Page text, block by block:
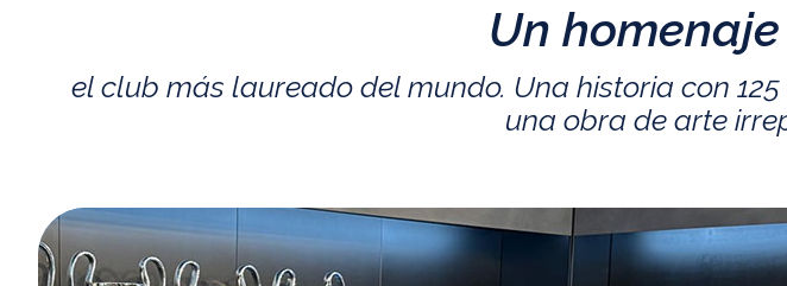
Un
el club más laureado del mundo. Una historia con
una obra de arte